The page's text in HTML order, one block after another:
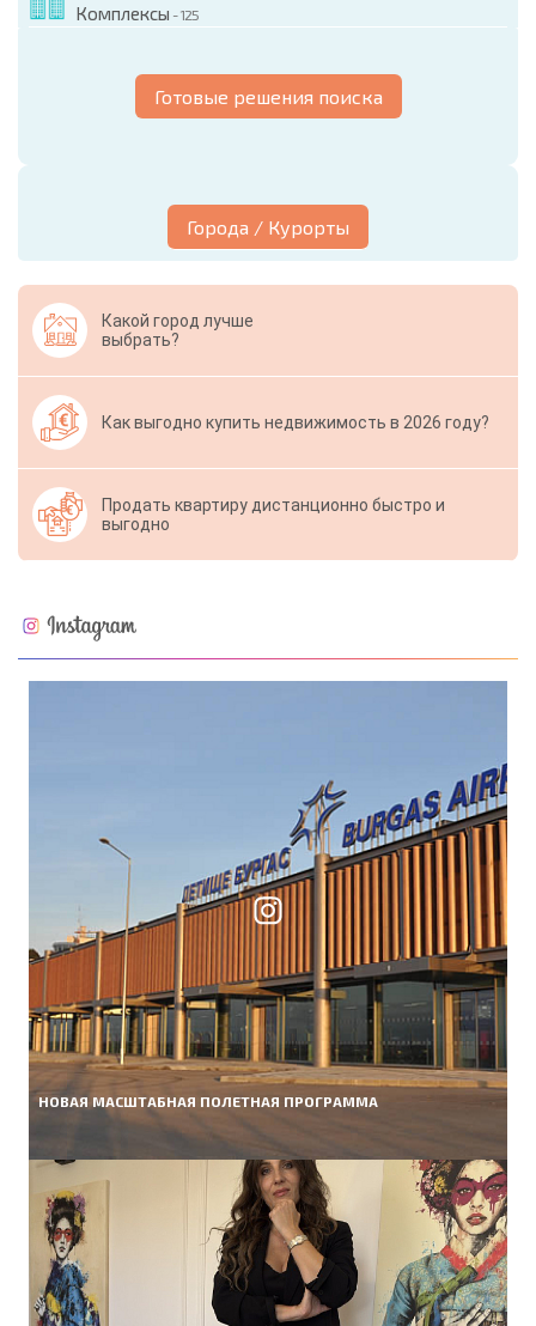
Комплексы - 125
Готовые решения поиска
Города / Курорты
Какой город лучше
выбрать?
Как выгодно купить недвижимость в 2026 году?
Продать квартиру дистанционно быстро и
выгодно
НОВАЯ МАСШТАБНАЯ ПОЛЕТНАЯ ПРОГРАММА